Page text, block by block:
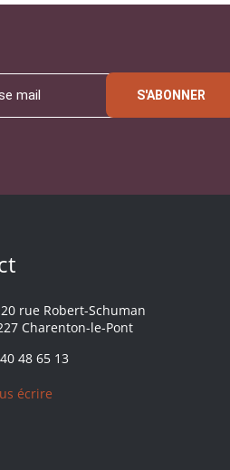
S'ABONNER
rue Robert-Schuman
Charenton-le-Pont
48 65 13
écrire